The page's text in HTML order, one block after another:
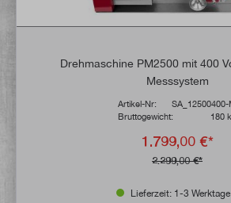
Drehmaschine PM2500 mit 400
Messsystem
Artikel-Nr:
SA_12500400-
Bruttogewicht:
180
1.799,00 €*
2.299,00 €*
Lieferzeit: 1-3 Werktage